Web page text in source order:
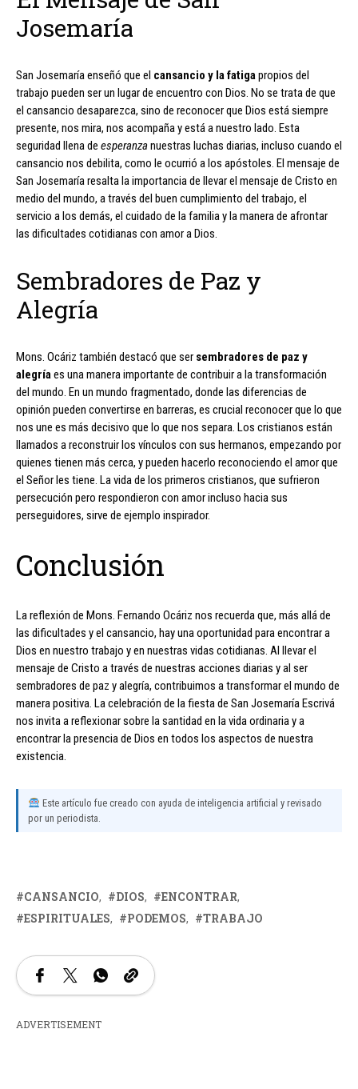
Josemaría
San Josemaría enseñó que el cansancio y la fatigapropios del
trabajo pueden ser un lugar de encuentro con Dios. No se trata de que
el cansancio desaparezca, sino de reconocer que Dios está siempre
presente, nos mira, nos acompaña y está a nuestro lado. Esta
seguridad llena de esperanzanuestras luchas diarias, incluso cuando el
cansancio nos debilita, como le ocurrió a los apóstoles. El mensaje de
San Josemaría resalta la importancia de llevar el mensaje de Cristo en
medio del mundo, a través del buen cumplimiento del trabajo, el
servicio a los demás, el cuidado de la familia y la manera de afrontar
las dificultades cotidianas con amor a Dios.
Sembradores de Paz y
Alegría
Mons. Ocáriz también destacó que ser sembradores de paz y
alegríaes una manera importante de contribuir a la transformación
del mundo. En un mundo fragmentado, donde las diferencias de
opinión pueden convertirse en barreras, es crucial reconocer que lo que
nos une es más decisivo que lo que nos separa. Los cristianos están
llamados a reconstruir los vínculos con sus hermanos, empezando por
quienes tienen más cerca, y pueden hacerlo reconociendo el amor que
el Señor les tiene. La vida de los primeros cristianos, que sufrieron
persecución pero respondieron con amor incluso hacia sus
perseguidores, sirve de ejemplo inspirador.
Conclusión
La reflexión de Mons. Fernando Ocáriz nos recuerda que, más allá de
las dificultades y el cansancio, hay una oportunidad para encontrar a
Dios en nuestro trabajo y en nuestras vidas cotidianas. Al llevar el
mensaje de Cristo a través de nuestras acciones diarias y al ser
sembradores de paz y alegría, contribuimos a transformar el mundo de
manera positiva. La celebración de la fiesta de San Josemaría Escrivá
nos invita a reflexionar sobre la santidad en la vida ordinaria y a
encontrar la presencia de Dios en todos los aspectos de nuestra
existencia.
Este artículo fue creado con ayuda de inteligencia artificial y revisado
por un periodista.
CANSANCIO DIOS
ENCONTRAR
ESPIRITUALES
PODEMOS TRABAJO
ADVERTISEMENT